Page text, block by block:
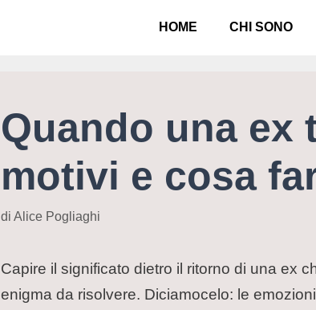
HOME CHI SONO
Quando una ex
motivi e cosa
di Alice Pogliaghi
Capire il significato dietro il ritorno di una ex
enigma da risolvere. Diciamocelo: le